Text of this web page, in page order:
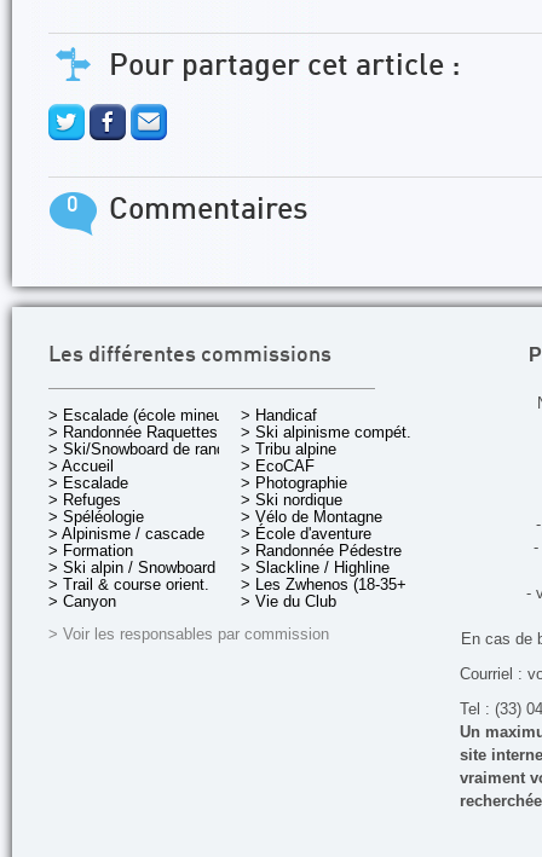
Pour partager cet article :
0 Commentaires
Les différentes commissions
> Escalade (école mineurs)
> Randonnée Raquettes
> Ski/Snowboard de rando.
> Accueil
> Escalade
> Refuges
> Spéléologie
> Alpinisme / cascade
> Formation
> Ski alpin / Snowboard
> Trail & course orient.
> Canyon
> Handicaf
> Ski alpinisme compét.
> Tribu alpine
> EcoCAF
> Photographie
> Ski nordique
> Vélo de Montagne
> École d'aventure
> Randonnée Pédestre
> Slackline / Highline
> Les Zwhenos (18-35+ ans)
> Vie du Club
> Voir les responsables par commission
-
-
En cas de
Courriel :
Tel : (33)
Un
site
vraiment